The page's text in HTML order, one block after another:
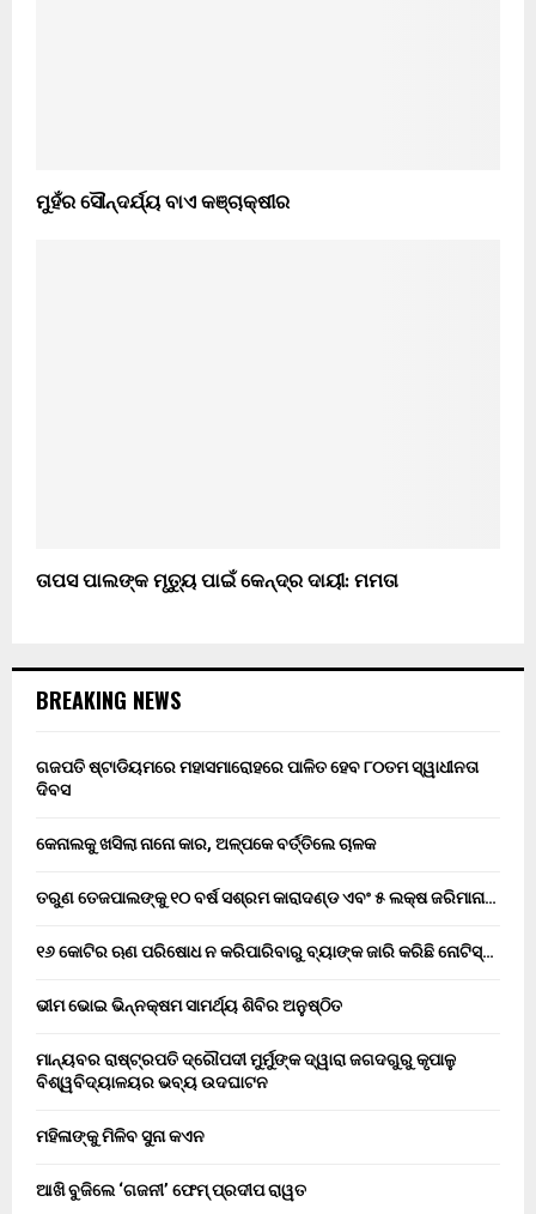
ମୁହଁର ସୌନ୍ଦର୍ଯ୍ୟ ବାଏ କଞ୍ଚାକ୍ଷୀର
ତାପସ ପାଲଙ୍କ ମୃତ୍ୟୁ ପାଇଁ କେନ୍ଦ୍ର ଦାୟୀ: ମମତା
BREAKING NEWS
ଗଜପତି ଷ୍ଟାଡିୟମରେ ମହାସମାରୋହରେ ପାଳିତ ହେବ ୮୦ତମ ସ୍ୱାଧୀନତା
ଦିବସ
କେନାଲକୁ ଖସିଲା ନାନୋ କାର, ଅଳ୍ପକେ ବର୍ତ୍ତିଲେ ଚାଳକ
ତରୁଣ ତେଜପାଲଙ୍କୁ ୧୦ ବର୍ଷ ସଶ୍ରମ କାରାଦଣ୍ଡ ଏବଂ ₹୫ ଲକ୍ଷ ଜରିମାନା…
୧୬ କୋଟିର ଋଣ ପରିଷୋଧ ନ କରିପାରିବାରୁ ବ୍ୟାଙ୍କ ଜାରି କରିଛି ନୋଟିସ୍…
ଭୀମ ଭୋଇ ଭିନ୍ନକ୍ଷମ ସାମର୍ଥ୍ୟ ଶିବିର ଅନୁଷ୍ଠିତ
ମାନ୍ୟବର ରାଷ୍ଟ୍ରପତି ଦ୍ରୌପଦୀ ମୁର୍ମୁଙ୍କ ଦ୍ୱାରା ଜଗଦଗୁରୁ କୃପାଳୁ
ବିଶ୍ୱବିଦ୍ୟାଳୟର ଭବ୍ୟ ଉଦଘାଟନ
ମହିଳାଙ୍କୁ ମିଳିବ ସୁନା କଏନ
ଆଖି ବୁଜିଲେ ‘ଗଜନୀ’ ଫେମ୍ ପ୍ରଦୀପ ରାୱତ